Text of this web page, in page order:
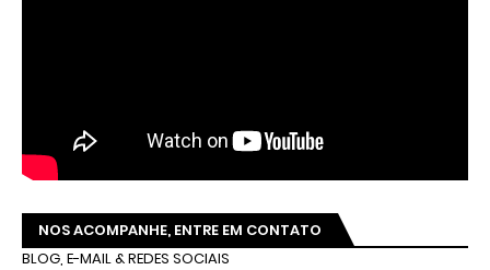
NOS ACOMPANHE, ENTRE EM CONTATO
BLOG, E-MAIL & REDES SOCIAIS